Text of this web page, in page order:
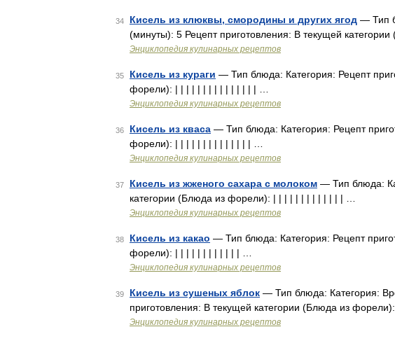
34 Кисель из клюквы, смородины и других ягод — Тип
(минуты): 5 Рецепт приготовления: В текущей
Энциклопедия кулинарных рецептов
35 Кисель из кураги — Тип блюда: Категория: Рецепт
форели): | | | | | | | | | | | | | | | …
Энциклопедия кулинарных рецептов
36 Кисель из кваса — Тип блюда: Категория: Рецепт
форели): | | | | | | | | | | | | | | …
Энциклопедия кулинарных рецептов
37 Кисель из жженого сахара с молоком — Тип блюда:
категории (Блюда из форели): | | | | | | | | | | | | | …
Энциклопедия кулинарных рецептов
38 Кисель из какао — Тип блюда: Категория: Рецепт
форели): | | | | | | | | | | | | …
Энциклопедия кулинарных рецептов
39 Кисель из сушеных яблок — Тип блюда: Категория:
приготовления: В текущей категории (Блюда из
Энциклопедия кулинарных рецептов